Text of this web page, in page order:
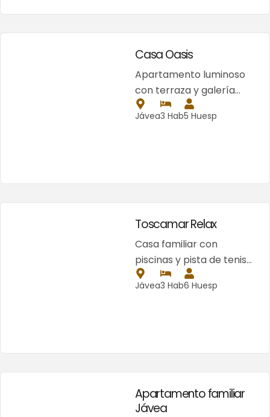
Casa Oasis
Apartamento luminoso
con terraza y galería…
Jávea3 Hab5 Huesp
Toscamar Relax
Casa familiar con
piscinas y pista de tenis…
Jávea3 Hab6 Huesp
Apartamento familiar
Jávea